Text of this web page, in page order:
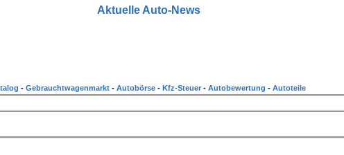
Aktuelle Auto-News
- Gebrauchtwagenmarkt - Autobörse - Kfz-Steuer - Autobewertung - Autoteile